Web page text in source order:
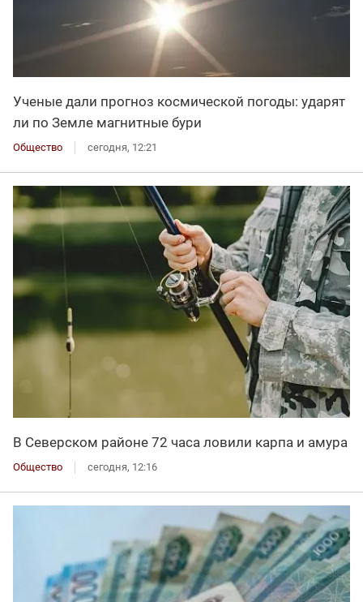
Ученые дали прогноз космической погоды: ударят
ли по Земле магнитные бури
Общество сегодня, 12:21
В Северском районе 72 часа ловили карпа и амура
Общество сегодня, 12:16